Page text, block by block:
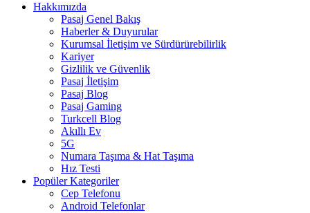
Hakkımızda
Pasaj Genel Bakış
Haberler & Duyurular
Kurumsal İletişim ve Sürdürürebilirlik
Kariyer
Gizlilik ve Güvenlik
Pasaj İletişim
Pasaj Blog
Pasaj Gaming
Turkcell Blog
Akıllı Ev
5G
Numara Taşıma & Hat Taşıma
Hız Testi
Popüler Kategoriler
Cep Telefonu
Android Telefonlar